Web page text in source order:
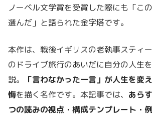
ノーベル文学賞を受賞した際にも「こ
選んだ」と語られた金字塔です。
本作は、戦後イギリスの老執事スティ
のドライブ旅行のあいだに自分の人生
説。
「言わなかった一言」が人生を変
悔を描く名作です。本記事では、 あら
つの読みの視点・構成テンプレート・